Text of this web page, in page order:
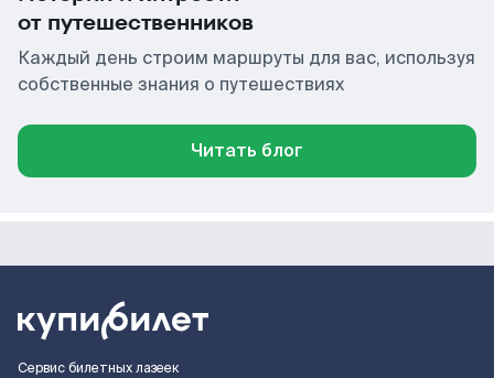
от путешественников
Каждый день строим маршруты для вас, используя
собственные знания о путешествиях
Читать блог
Сервис билетных лазеек